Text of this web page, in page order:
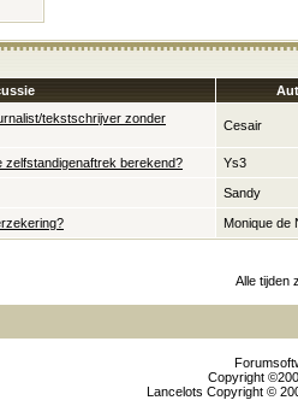
tekstschrijver zonder
Cesair
berekend? Ys3
Sandy
Monique de
Alle tijden
Copyright
Lancelots Copyright ©